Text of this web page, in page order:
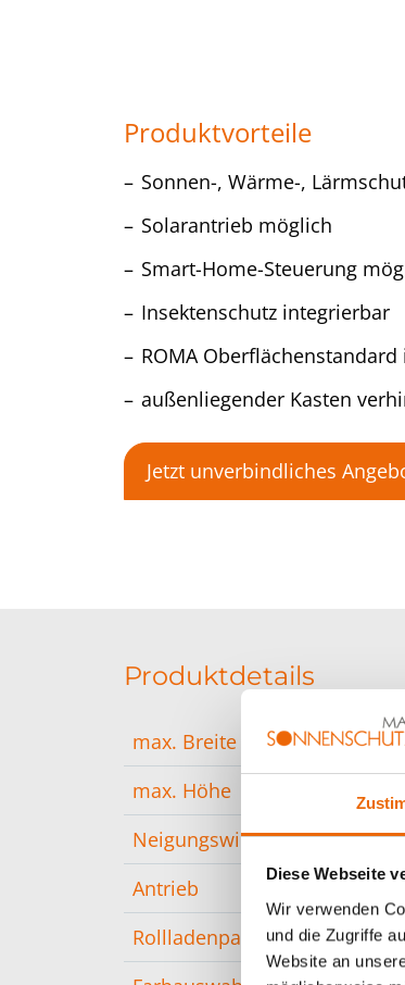
Diese Webseite
Wir verwenden
und die Zugriffe
Website an
Produktvorteile
Sonnen-, Wärme-,
Solarantrieb möglich
Smart-Home-Steuerung
Insektenschutz integrierbar
ROMA
außenliegender Kasten
Jetzt unverbindliches
Produktdetails
max. Breite
max. Höhe
Neigungswinkel
Antrieb
Rollladenpanzer